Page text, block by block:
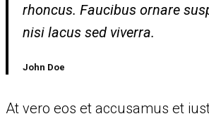
rhoncus. Faucibus ornare
nisi lacus sed viverra.
John Doe
At vero eos et accusamus et